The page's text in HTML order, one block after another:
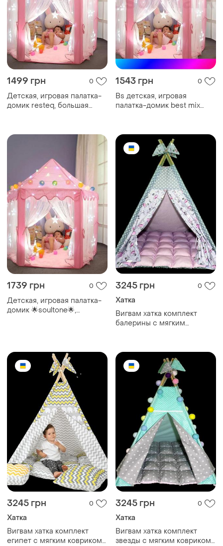
1499 грн 0
Детская, игровая палатка-
домик resteq, большая
1543 грн 0
Bs детская, игровая
палатка-домик best mix
розовая bas77/n
1739 грн 0
Детская, игровая палатка-
домик 🌟soultone🌟,
3245 грн 0
Хатка
Вигвам хатка комплект
балерины с мягким
3245 грн 0
Хатка
Вигвам хатка комплект
египет с мягким ковриком -
3245 грн 0
Хатка
Вигвам хатка комплект
звезды с мягким ковриком